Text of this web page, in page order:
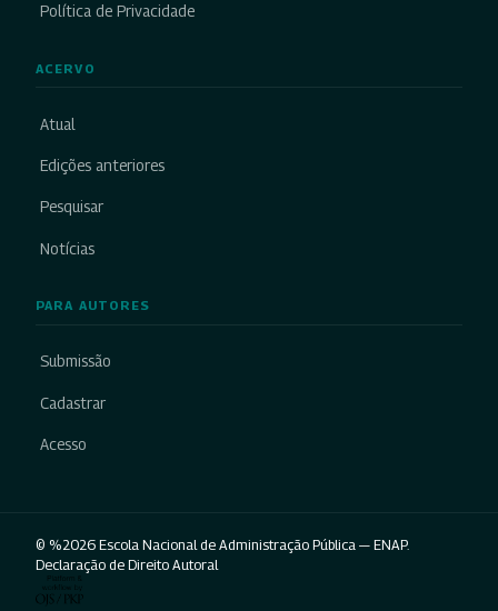
Política de Privacidade
ACERVO
Atual
Edições anteriores
Pesquisar
Notícias
PARA AUTORES
Submissão
Cadastrar
Acesso
© %2026 Escola Nacional de Administração Pública — ENAP.
Declaração de Direito Autoral